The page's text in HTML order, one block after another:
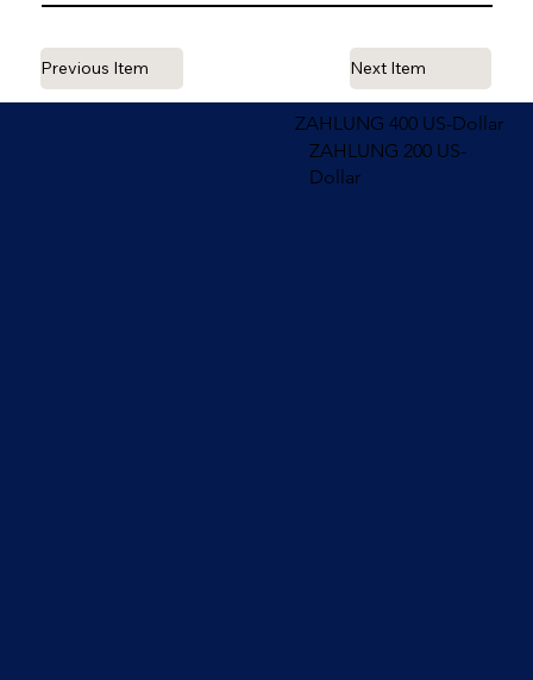
Previous Item Next Item
ZAHLUNG 400 US-Dollar
ZAHLUNG 200 US-
Dollar